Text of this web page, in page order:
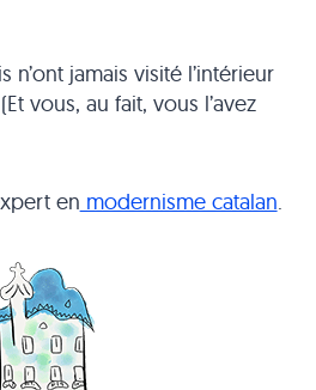
n’ont jamais visité l’intérieur
vous, au fait, vous l’avez
en modernisme catalan.